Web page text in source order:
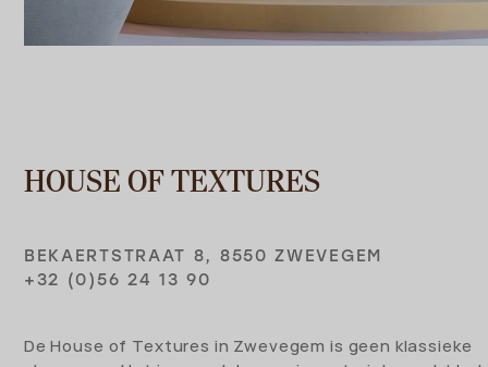
HOUSE OF TEXTURES
BEKAERTSTRAAT 8, 8550 ZWEVEGEM
+32 (0)56 24 13 90
De House of Textures in Zwevegem is geen klassieke